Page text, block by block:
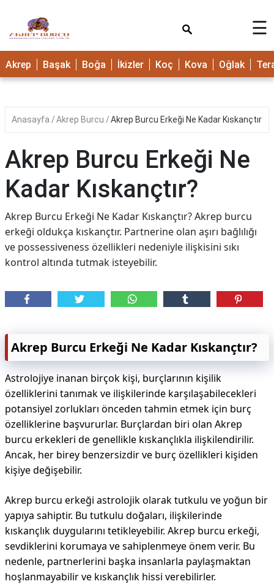
☰
Akrep Başak Boğa İkizler Koç Kova Oğlak
Anasayfa Akrep Burcu Akrep Burcu Erkeği Ne Kadar Kıskançtır?
Akrep Burcu Erkeği Ne
Kadar Kıskançtır?
Akrep Burcu Erkeği Ne Kadar Kıskançtır? Akrep burcu
erkeği oldukça kıskançtır. Partnerine olan aşırı bağlılığı
ve possessiveness özellikleri nedeniyle ilişkisini sıkı
kontrol altında tutmak isteyebilir.
Akrep Burcu Erkeği Ne Kadar Kıskançtır?
Astrolojiye inanan birçok kişi, burçlarının kişilik
özelliklerini tanımak ve ilişkilerinde karşılaşabilecekleri
potansiyel zorlukları önceden tahmin etmek için burç
özelliklerine başvururlar. Burçlardan biri olan Akrep
burcu erkekleri de genellikle kıskançlıkla ilişkilendirilir.
Ancak, her birey benzersizdir ve burç özellikleri kişiden
kişiye değişebilir.
Akrep burcu erkeği astrolojik olarak tutkulu ve yoğun bir
yapıya sahiptir. Bu tutkulu doğaları, ilişkilerinde
kıskançlık duygularını tetikleyebilir. Akrep burcu erkeği,
sevdiklerini korumaya ve sahiplenmeye önem verir. Bu
nedenle, partnerlerini başka insanlarla paylaşmaktan
hoşlanmayabilir ve kıskançlık hissi verebilirler.